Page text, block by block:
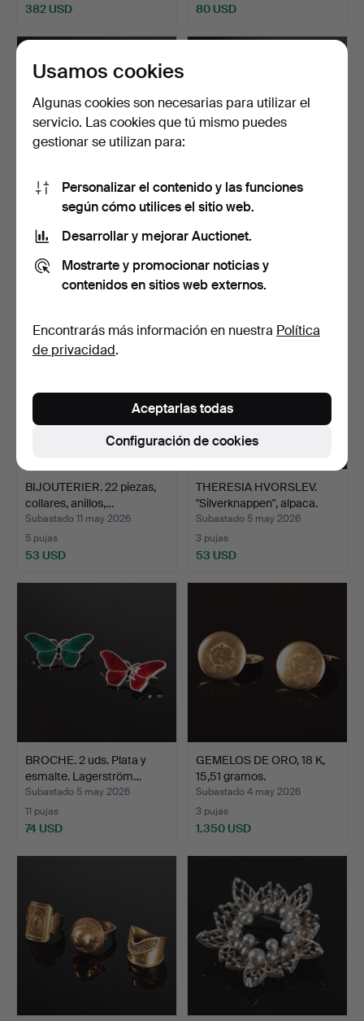
382 USD 80 USD
PULSERA y ANILLO Plata y
turquesas, México.
Subastado 14 may 2026
6 pujas
69 USD
PIERRE BALMAIN. Paris.
Collar y pulsera, m…
3 pujas
58 USD
BIJOUTERIER. 22 piezas,
collares, anillos,…
Subastado 11 may 2026
5 pujas
53 USD
THERESIA HVORSLEV.
"Silverknappen", alpaca.
Subastado 5 may 2026
3 pujas
53 USD
BROCHE. 2 uds. Plata y
esmalte. Lagerström…
Subastado 5 may 2026
11 pujas
74 USD
GEMELOS DE ORO, 18 K,
15,51 gramos.
Subastado 4 may 2026
3 pujas
1.350 USD
Usamos cookies
Algunas cookies son necesarias para utilizar el
servicio. Las cookies que tú mismo puedes
gestionar se utilizan para:
Personalizar el contenido y las funciones
según cómo utilices el sitio web.
Desarrollar y mejorar Auctionet.
Mostrarte y promocionar noticias y
contenidos en sitios web externos.
Encontrarás más información en nuestra Política
de privacidad.
Configuración de cookies
Aceptarlas todas